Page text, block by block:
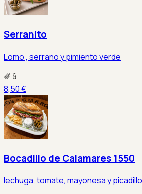
Serranito
Lomo , serrano y pimiento verde
8,50 €
Bocadillo de Calamares 1550
lechuga, tomate, mayonesa y picadillo